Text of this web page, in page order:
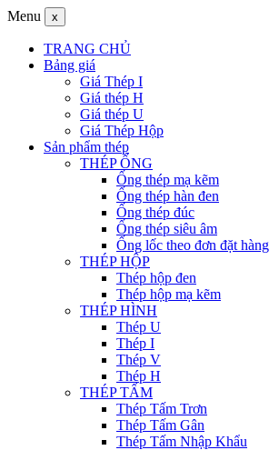
Menu x
TRANG CHỦ
Bảng giá
Giá Thép I
Giá thép H
Giá thép U
Giá Thép Hộp
Sản phẩm thép
THÉP ỐNG
Ống thép mạ kẽm
Ống thép hàn đen
Ống thép đúc
Ống thép siêu âm
Ống lốc theo đơn đặt hàng
THÉP HỘP
Thép hộp đen
Thép hộp mạ kẽm
THÉP HÌNH
Thép U
Thép I
Thép V
Thép H
THÉP TẤM
Thép Tấm Trơn
Thép Tấm Gân
Thép Tấm Nhập Khẩu